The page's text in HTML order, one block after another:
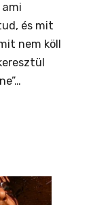
ami
és mit
nem köll